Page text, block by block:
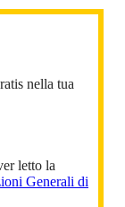
nella tua
letto la
Generali di